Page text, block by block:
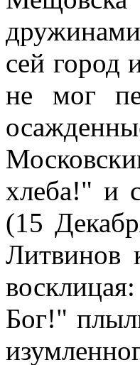
сей город
не мог
хлеба!" и
(15
Литвинов
Бог!"